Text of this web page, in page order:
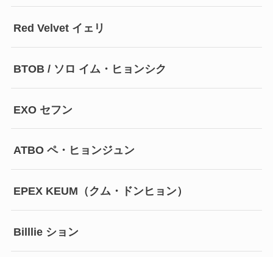
Red Velvet イェリ
BTOB / ソロ イム・ヒョンシク
EXO セフン
ATBO ペ・ヒョンジュン
EPEX KEUM（クム・ドンヒョン）
Billlie ション